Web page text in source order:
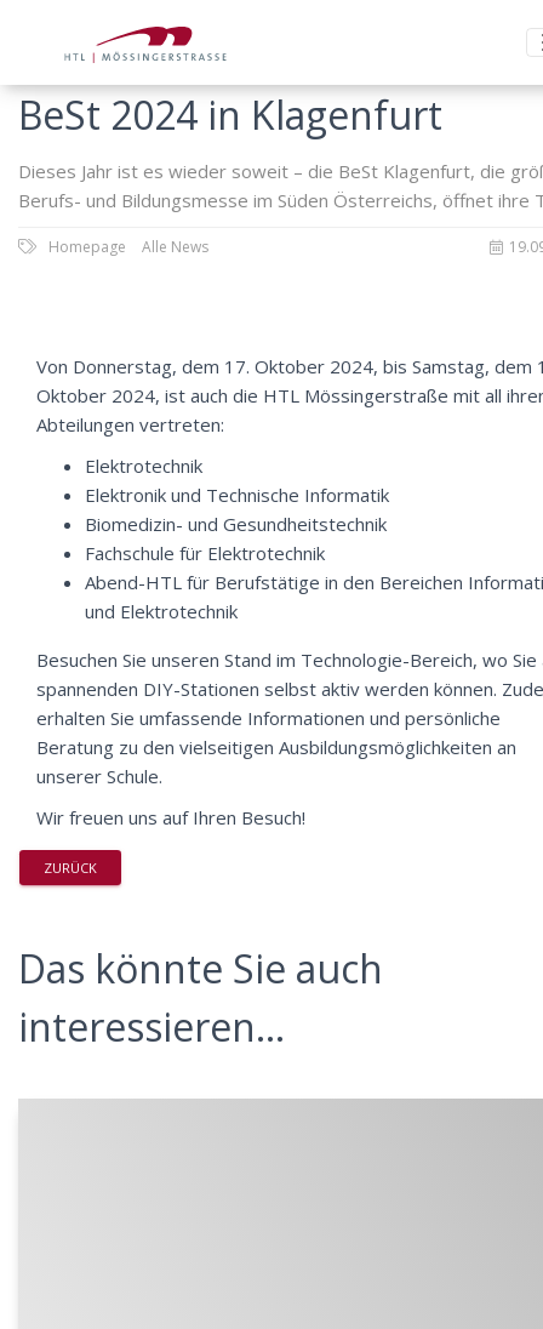
BeSt 2024 in Klagenfurt
Dieses Jahr ist es wieder soweit – die BeSt Klagenfurt, die
Berufs- und Bildungsmesse im Süden Österreichs, öffnet ihre
Homepage Alle News
Von Donnerstag, dem 17. Oktober 2024, bis Samstag, dem
Oktober 2024, ist auch die HTL Mössingerstraße mit all
Abteilungen vertreten:
Elektrotechnik
Elektronik und Technische Informatik
Biomedizin- und Gesundheitstechnik
Fachschule für Elektrotechnik
Abend-HTL für Berufstätige in den Bereichen
und Elektrotechnik
Besuchen Sie unseren Stand im Technologie-Bereich, wo Sie
spannenden DIY-Stationen selbst aktiv werden können.
erhalten Sie umfassende Informationen und persönliche
Beratung zu den vielseitigen Ausbildungsmöglichkeiten an
unserer Schule.
Wir freuen uns auf Ihren Besuch!
ZURÜCK
Das könnte Sie auch
interessieren...